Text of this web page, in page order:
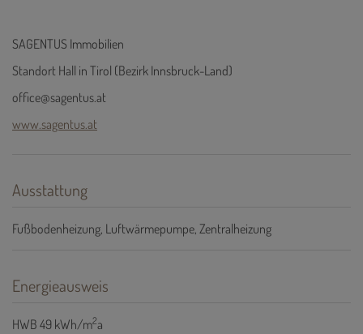
SAGENTUS Immobilien
Standort Hall in Tirol (Bezirk Innsbruck-Land)
office@sagentus.at
www.sagentus.at
Ausstattung
Fußbodenheizung Luftwärmepumpe Zentralheizung
Energieausweis
HWB 49 kWh/m2a